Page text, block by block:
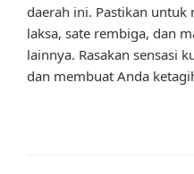
daerah ini. Pastikan untuk
laksa, sate rembiga, dan
lainnya. Rasakan sensasi
dan membuat Anda